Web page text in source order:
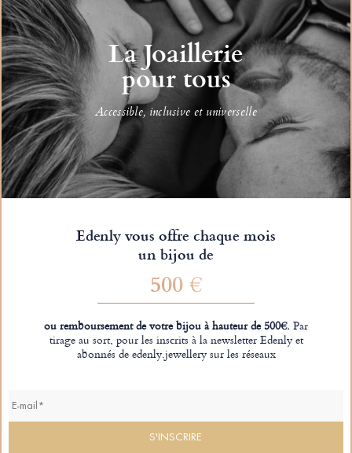
La Joaillerie
pour tous
Accessible, inclusive et universelle
Edenly vous offre chaque mois
un bijou de
500 €
ou remboursement de votre bijou à hauteur de 500€.Par
tirage au sort, pour les inscrits à la newsletter Edenly et
abonnés de edenly.jewellery sur les réseaux